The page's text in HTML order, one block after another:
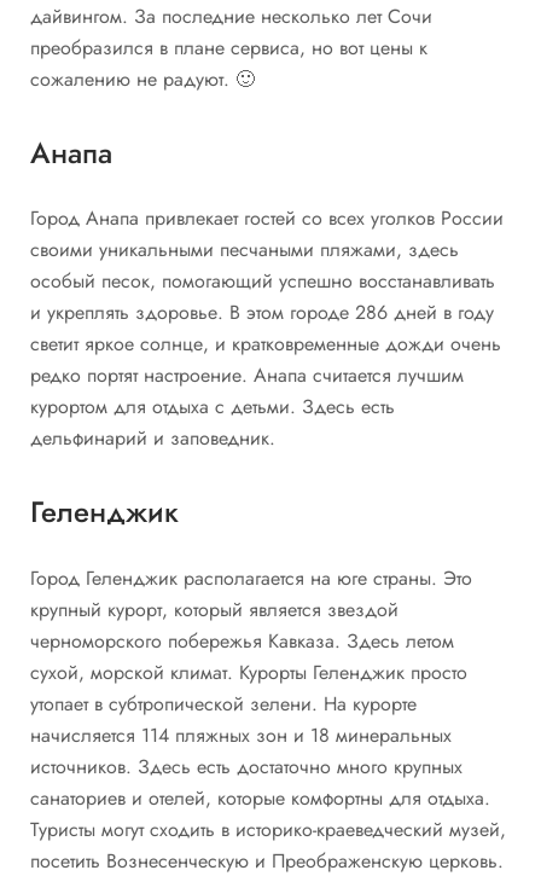
дайвингом. За последние несколько лет Сочи
преобразился в плане сервиса, но вот цены к
сожалению не радуют. 🙂
Анапа
Город Анапа привлекает гостей со всех уголков России
своими уникальными песчаными пляжами, здесь
особый песок, помогающий успешно восстанавливать
и укреплять здоровье. В этом городе 286 дней в году
светит яркое солнце, и кратковременные дожди очень
редко портят настроение. Анапа считается лучшим
курортом для отдыха с детьми. Здесь есть
дельфинарий и заповедник.
Геленджик
Город Геленджик располагается на юге страны. Это
крупный курорт, который является звездой
черноморского побережья Кавказа. Здесь летом
сухой, морской климат. Курорты Геленджик просто
утопает в субтропической зелени. На курорте
начисляется 114 пляжных зон и 18 минеральных
источников. Здесь есть достаточно много крупных
санаториев и отелей, которые комфортны для отдыха.
Туристы могут сходить в историко-краеведческий музей,
посетить Вознесенческую и Преображенскую церковь.